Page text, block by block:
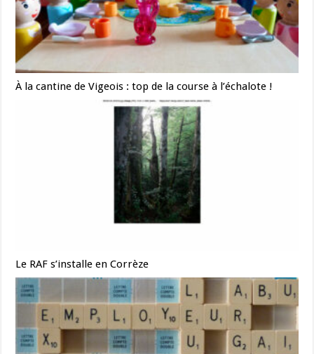
À la cantine de Vigeois : top de la course à l’échalote !
Le RAF s’installe en Corrèze